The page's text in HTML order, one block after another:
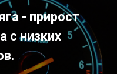
- прирост
с низких